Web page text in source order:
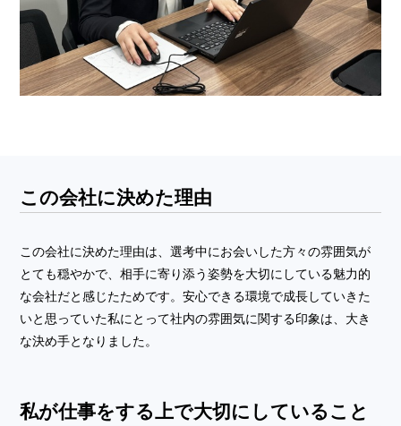
この会社に決めた理由
この会社に決めた理由は、選考中にお会いした方々の雰囲気が
とても穏やかで、相手に寄り添う姿勢を大切にしている魅力的
な会社だと感じたためです。安心できる環境で成長していきた
いと思っていた私にとって社内の雰囲気に関する印象は、大き
な決め手となりました。
私が仕事をする上で大切にしていること